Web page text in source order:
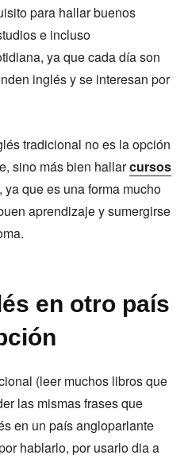
para hallar buenos
e incluso
ya que cada día son
inglés y se interesan por
tradicional no es la opción
sino más bien hallarcursos
, ya que es una forma mucho
aprendizaje y sumergirse
en otro país
(leer muchos libros que
las mismas frases que
en un país angloparlante
hablarlo, por usarlo dia a